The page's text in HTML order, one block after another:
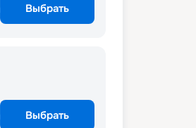
Выбрать
Выбрать